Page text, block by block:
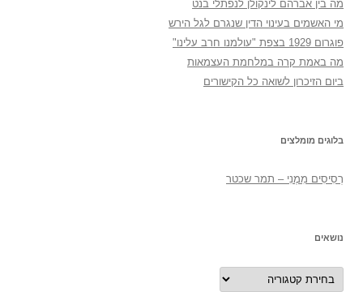
מה בין אברהם לינקולן לנפתלי בנט
מי האשמים בעינוי הדין שנגרם לגל הירש
פוגרום 1929 בצפת "עולמנו חרב עלינו"
מה באמת קרה במלחמת העצמאות
ביום הזיכרון לשואה כל הקישורים
בלוגים מומלצים
רְסִיסִים מִמֶנִי – תמר שכטר
נושאים
נושאים